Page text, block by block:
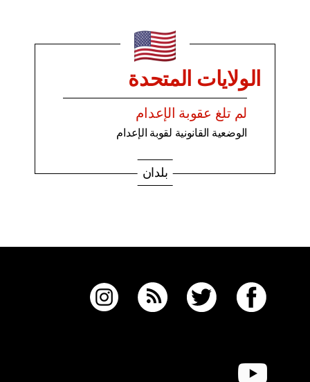
الولايات المتحدة
لم تلغ عقوبة الإعدام
الوضعية القانونية لقوبة الإعدام
بلدان